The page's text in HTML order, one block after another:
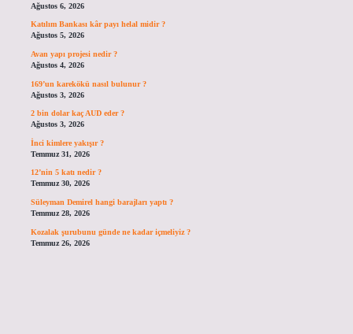
Ağustos 6, 2026
Katılım Bankası kâr payı helal midir ?
Ağustos 5, 2026
Avan yapı projesi nedir ?
Ağustos 4, 2026
169’un karekökü nasıl bulunur ?
Ağustos 3, 2026
2 bin dolar kaç AUD eder ?
Ağustos 3, 2026
İnci kimlere yakışır ?
Temmuz 31, 2026
12’nin 5 katı nedir ?
Temmuz 30, 2026
Süleyman Demirel hangi barajları yaptı ?
Temmuz 28, 2026
Kozalak şurubunu günde ne kadar içmeliyiz ?
Temmuz 26, 2026